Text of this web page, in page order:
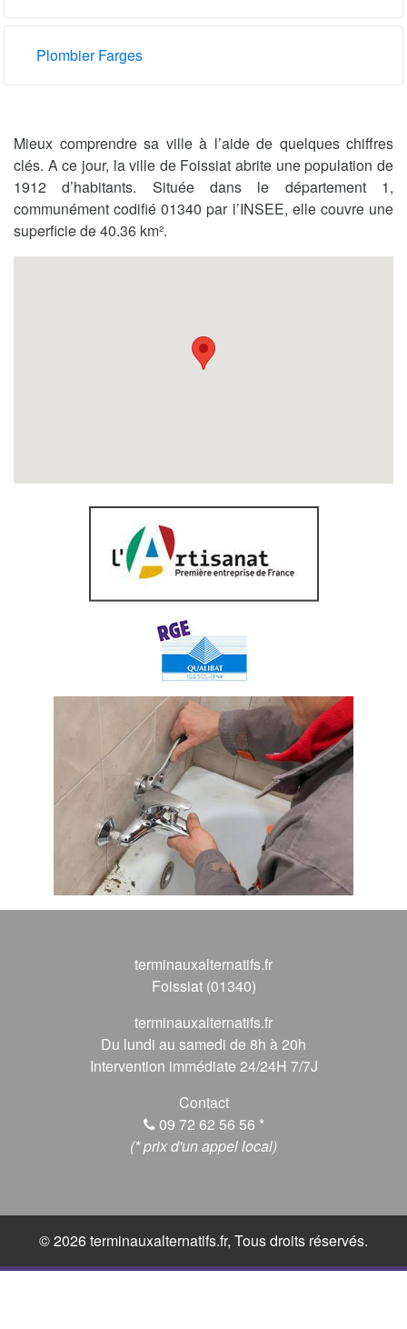
Plombier Farges
Mieux comprendre sa ville à l’aide de quelques chiffres
clés. A ce jour, la ville de Foissiat abrite une population de
1912 d’habitants. Située dans le département 1,
communément codifié 01340 par l’INSEE, elle couvre une
superficie de 40.36 km².
terminauxalternatifs.fr
Foissiat (01340)
terminauxalternatifs.fr
Du lundi au samedi de 8h à 20h
Intervention immédiate 24/24H 7/7J
Contact
09 72 62 56 56 *
(* prix d'un appel local)
© 2026 terminauxalternatifs.fr, Tous droits réservés.